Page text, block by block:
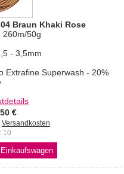
Braun Khaki Rose
260m/50g
- 3,5mm
Extrafine Superwash - 20%
€
Versandkosten
10